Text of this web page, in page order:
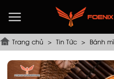
đến
dungTrang chủ > Tin Tức > Bánh